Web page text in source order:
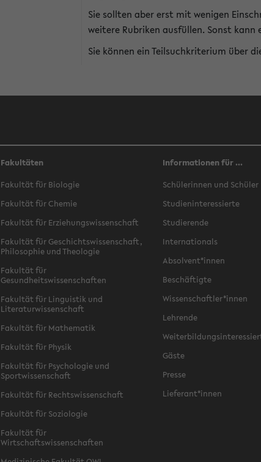
Sie sollten aber erst mit wenigen
weitere Rubriken ausfüllen. Sonst
Sie können ein Teilsuchkriterium über
Fakultäten
Fakultät für Biologie
Fakultät für Chemie
Fakultät für Erziehungswissenschaft
Fakultät für Geschichtswissenschaft,
Philosophie und Theologie
Fakultät für
Gesundheitswissenschaften
Fakultät für Linguistik und
Literaturwissenschaft
Fakultät für Mathematik
Fakultät für Physik
Fakultät für Psychologie und
Sportwissenschaft
Fakultät für Rechtswissenschaft
Fakultät für Soziologie
Fakultät für
Wirtschaftswissenschaften
Informationen für ...
Schülerinnen und Schüler
Studieninteressierte
Studierende
Internationals
Absolvent*innen
Beschäftigte
Wissenschaftler*innen
Lehrende
Gäste
Presse
Lieferant*innen